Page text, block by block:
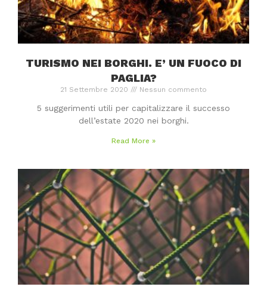
TURISMO NEI BORGHI. E’ UN FUOCO DI
PAGLIA?
21 Settembre 2020 Nessun commento
5 suggerimenti utili per capitalizzare il successo
dell’estate 2020 nei borghi.
Read More »